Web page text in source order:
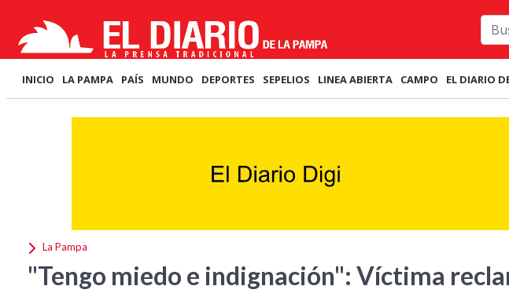
INICIO LA PAMPA PAÍS MUNDO DEPORTES SEPELIOS LINEA ABIERTA CAMPO EL DIARIO
La Pampa
"Tengo miedo e indignación": Víctima